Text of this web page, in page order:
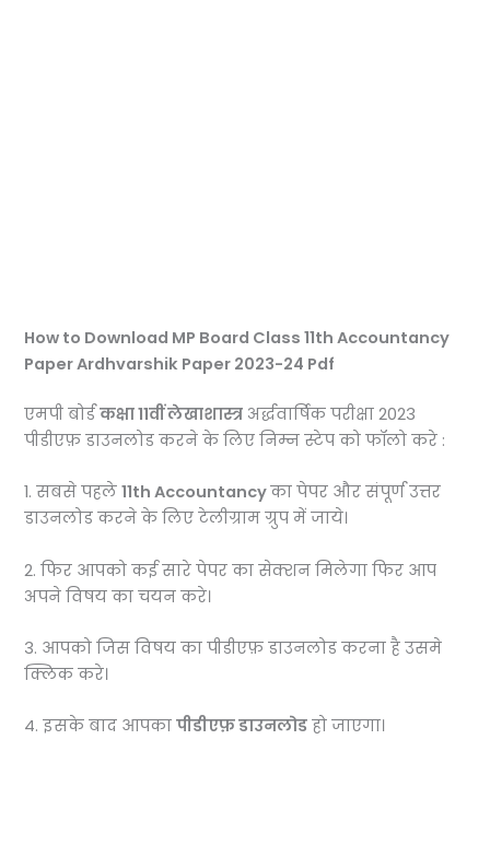
How to Download MP Board Class 11th Accountancy
Paper Ardhvarshik Paper 2023-24 Pdf
एमपी बोर्डकक्षा 11वीं लेखाशास्त्र अर्द्धवार्षिक परीक्षा 2023
पीडीएफ़ डाउनलोड करने के लिए निम्न स्टेप को फॉलो करे :
1. सबसे पहले11th Accountancyका पेपर और संपूर्ण उत्तर
डाउनलोड करने के लिए टेलीग्राम ग्रुप में जाये।
2. फिर आपको कई सारे पेपर का सेक्शन मिलेगा फिर आप
अपने विषय का चयन करे।
3. आपको जिस विषय का पीडीएफ़ डाउनलोड करना है उसमे
क्लिक करे।
4. इसके बाद आपकापीडीएफ़ डाउनलोड हो जाएगा।